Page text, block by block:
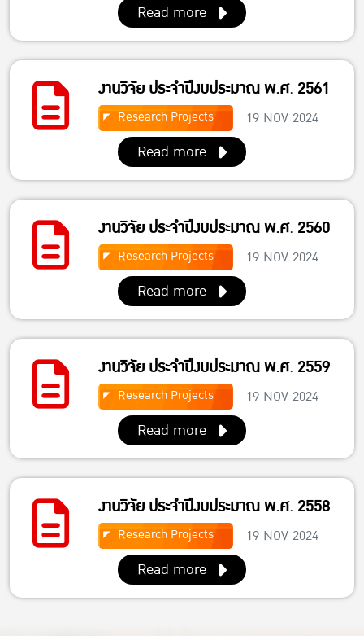
Read more
งานวิจัย ประจำปีงบประมาณ พ.ศ. 2561
Research Projects 19 NOV 2024
Read more
งานวิจัย ประจำปีงบประมาณ พ.ศ. 2560
Research Projects 19 NOV 2024
Read more
งานวิจัย ประจำปีงบประมาณ พ.ศ. 2559
Research Projects 19 NOV 2024
Read more
งานวิจัย ประจำปีงบประมาณ พ.ศ. 2558
Research Projects 19 NOV 2024
Read more